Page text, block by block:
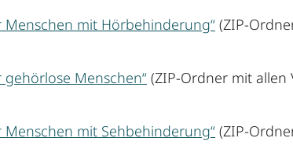
mit Hörbehinderung“ (ZIP-
Menschen“ (ZIP-Ordner mit allen
mit Sehbehinderung“ (ZIP-